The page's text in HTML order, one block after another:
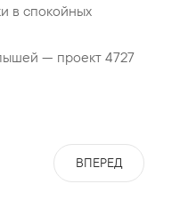
в спокойных
— проект 4727
ВПЕРЕД